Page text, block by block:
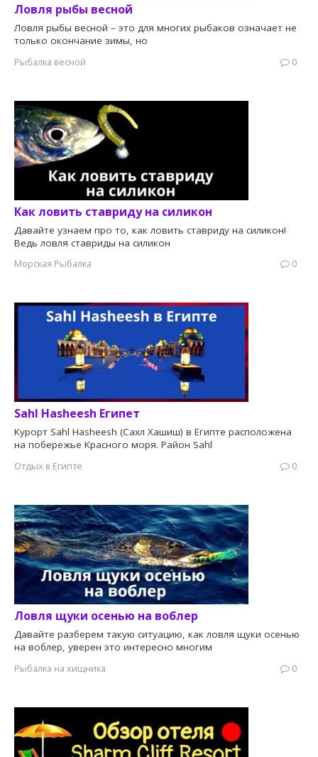
Ловля рыбы весной
Ловля рыбы весной – это для многих рыбаков означает не
только окончание зимы, но
Рыбалка весной
0
Как ловить ставриду на силикон
Давайте узнаем про то, как ловить ставриду на силикон!
Ведь ловля ставриды на силикон
Морская Рыбалка
0
Sahl Hasheesh Египет
Курорт Sahl Hasheesh (Сахл Хашиш) в Египте расположена
на побережье Красного моря. Район Sahl
Отдых в Египте
0
Ловля щуки осенью на воблер
Давайте разберем такую ситуацию, как ловля щуки осенью
на воблер, уверен это интересно многим
Рыбалка на хищника
0